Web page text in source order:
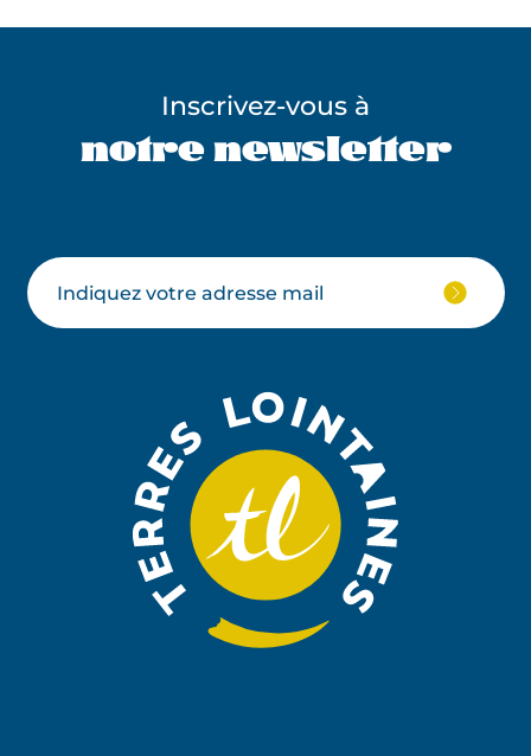
Inscrivez-vous à
notre newsletter
Votre
email
JE